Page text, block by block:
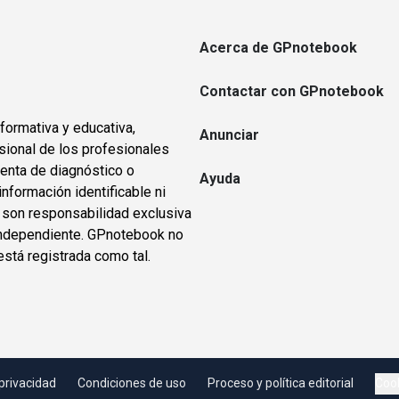
y educativa,
de los profesionales
de diagnóstico o
identificable ni
responsabilidad exclusiva
GPnotebook no
registrada como tal.
Acerca de GPnotebook
Contactar con GPnotebook
Anunciar
Ayuda
Condiciones de uso Proceso y política editorial